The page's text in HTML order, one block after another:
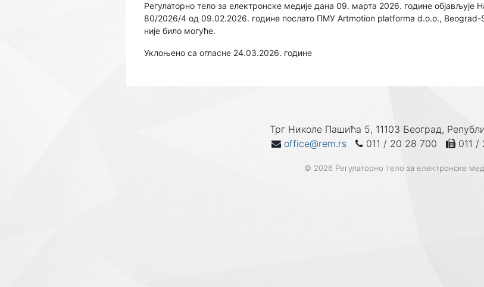
Регулаторно тело за електронске медије дана 09. марта 2026. године објављује
80/2026/4 од 09.02.2026. године послато ПМУ Artmotion platforma d.o.o.,
није било могуће.
Уклоњено са огласне 24.03.2026. године
Трг Николе Пашића 5, 11103 Београд,
office@rem.rs
011 / 20 28 700 011 /
© 2026 Регулаторно тело за електронске